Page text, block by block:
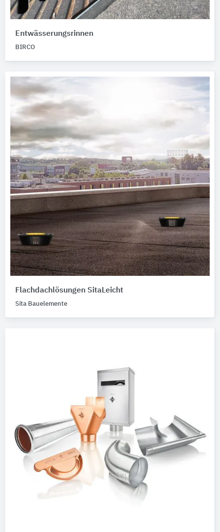
Entwässerungsrinnen
BIRCO
Flachdachlösungen SitaLeicht
Sita Bauelemente